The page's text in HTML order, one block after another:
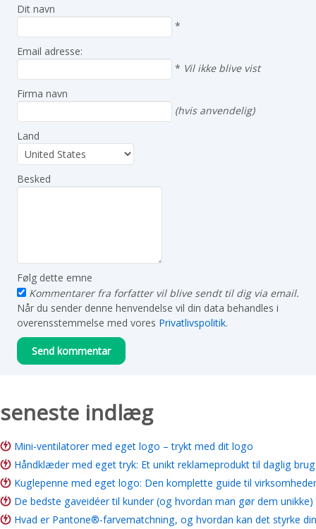
Dit navn
*
Email adresse:
* Vil ikke blive vist
Firma navn
(hvis anvendelig)
Land
Besked
Følg dette emne
Kommentarer fra forfatter vil blive sendt til dig via email.
Når du sender denne henvendelse vil din data behandles i
overensstemmelse med vores Privatlivspolitik.
seneste indlæg
Mini-ventilatorer med eget logo – trykt med dit logo
Håndklæder med eget tryk: Et unikt reklameprodukt til daglig brug
Kuglepenne med eget logo: Den komplette guide til virksomheder
De bedste gaveidéer til kunder (og hvordan man gør dem unikke)
Hvad er Pantone®-farvematchning, og hvordan kan det styrke din